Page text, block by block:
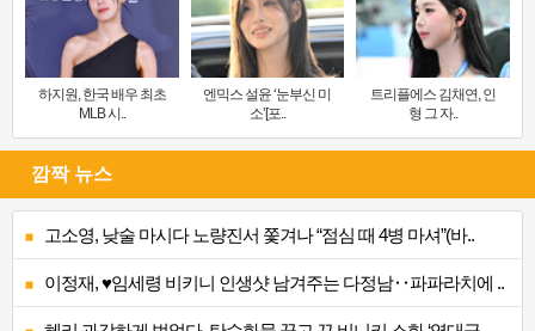
하지원, 한국 배우 최초
MLB 시..
엔믹스 설윤 ‘눈부신 미
소’[포..
트리플에스 김채연, 인
형 그 자..
깜짝 뉴스
고소영, 낮술 마시다 노량진서 쫓겨나 “점심 때 4병 마셔”(바..
이정재, ♥임세령 비키니 인생샷 남겨주는 다정남‥파파라치에 ..